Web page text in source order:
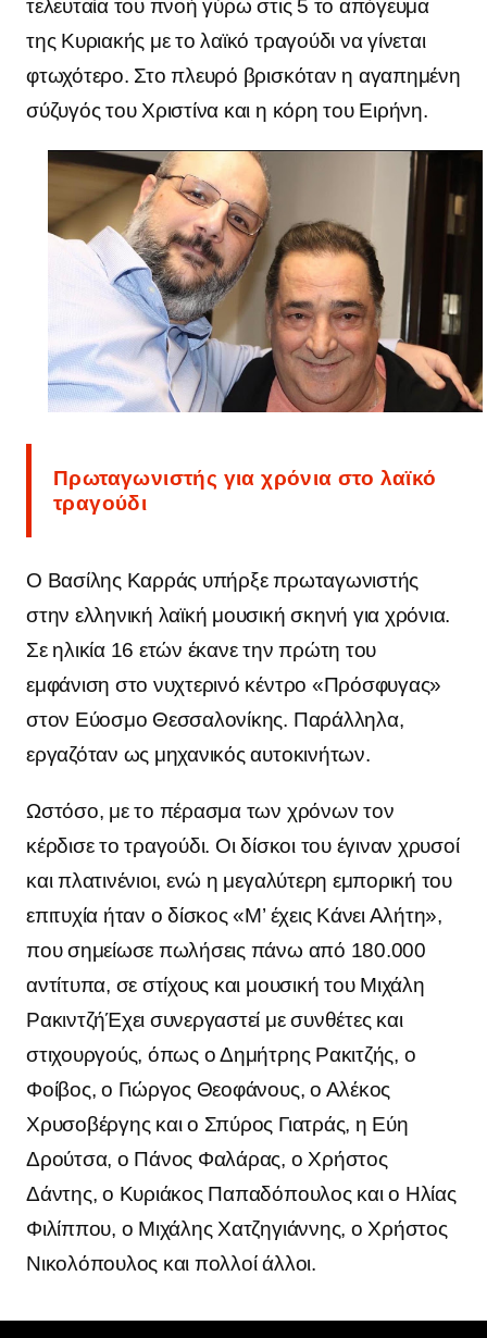
τελευταία του πνοή γύρω στις 5 το απόγευμα
της Κυριακής με το λαϊκό τραγούδι να γίνεται
φτωχότερο. Στο πλευρό βρισκόταν η αγαπημένη
σύζυγός του Χριστίνα και η κόρη του Ειρήνη.
Πρωταγωνιστής για χρόνια στο λαϊκό
τραγούδι
Ο Βασίλης Καρράς υπήρξε πρωταγωνιστής
στην ελληνική λαϊκή μουσική σκηνή για χρόνια.
Σε ηλικία 16 ετών έκανε την πρώτη του
εμφάνιση στο νυχτερινό κέντρο «Πρόσφυγας»
στον Εύοσμο Θεσσαλονίκης. Παράλληλα,
εργαζόταν ως μηχανικός αυτοκινήτων.
Ωστόσο, με το πέρασμα των χρόνων τον
κέρδισε το τραγούδι. Οι δίσκοι του έγιναν χρυσοί
και πλατινένιοι, ενώ η μεγαλύτερη εμπορική του
επιτυχία ήταν ο δίσκος «Μ’ έχεις Κάνει Αλήτη»,
που σημείωσε πωλήσεις πάνω από 180.000
αντίτυπα, σε στίχους και μουσική του Μιχάλη
ΡακιντζήΈχει συνεργαστεί με συνθέτες και
στιχουργούς, όπως ο Δημήτρης Ρακιτζής, ο
Φοίβος, ο Γιώργος Θεοφάνους, ο Αλέκος
Χρυσοβέργης και ο Σπύρος Γιατράς, η Εύη
Δρούτσα, ο Πάνος Φαλάρας, ο Χρήστος
Δάντης, ο Κυριάκος Παπαδόπουλος και ο Ηλίας
Φιλίππου, ο Μιχάλης Χατζηγιάννης, ο Χρήστος
Νικολόπουλος και πολλοί άλλοι.